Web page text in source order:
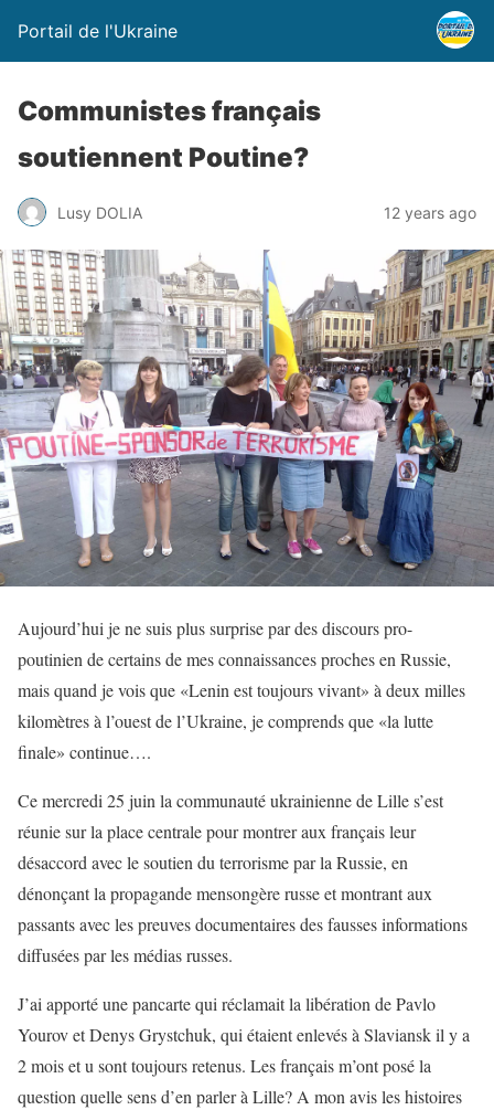
Portail de l'Ukraine
Communistes français
soutiennent Poutine?
Lusy DOLIA 12 years ago
Aujourd’hui je ne suis plus surprise par des discours pro-
poutinien de certains de mes connaissances proches en Russie,
mais quand je vois que «Lenin est toujours vivant» à deux milles
kilomètres à l’ouest de l’Ukraine, je comprends que «la lutte
finale» continue….
Ce mercredi 25 juin la communauté ukrainienne de Lille s’est
réunie sur la place centrale pour montrer aux français leur
désaccord avec le soutien du terrorisme par la Russie, en
dénonçant la propagande mensongère russe et montrant aux
passants avec les preuves documentaires des fausses informations
diffusées par les médias russes.
J’ai apporté une pancarte qui réclamait la libération de Pavlo
Yourov et Denys Grystchuk, qui étaient enlevés à Slaviansk il y a
2 mois et u sont toujours retenus. Les français m’ont posé la
question quelle sens d’en parler à Lille? A mon avis les histoires